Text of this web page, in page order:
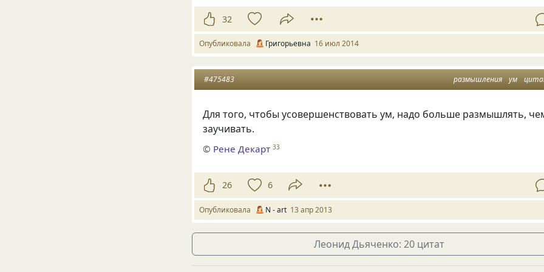
32
Опубликовала Григорьевна 16 июл 2014
размышления ум
#475483
Для того, чтобы усовершенствовать ум, надо больше размышлять,
заучивать.
© Рене Декарт 33
26 6
Опубликовала N - art 13 апр 2013
Леонид Дьяченко: 20 цитат